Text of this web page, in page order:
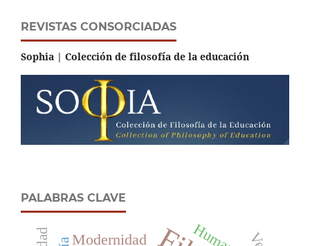
REVISTAS CONSORCIADAS
Sophia | Colección de filosofía de la educación
PALABRAS CLAVE
Modernidad